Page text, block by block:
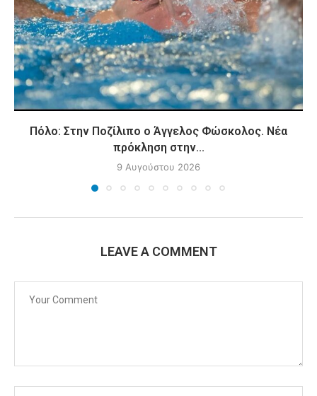
Πόλο: Στην Ποζίλιπο ο Άγγελος Φώσκολος. Νέα
πρόκληση στην...
9 Αυγούστου 2026
LEAVE A COMMENT